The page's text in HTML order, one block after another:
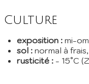
Culture
exposition : mi-
sol : normal à
rusticité : - 15°C